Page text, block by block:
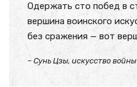
Одержать сто побед в
вершина воинского
без сражения — вот
– Сунь Цзы, искусство войны